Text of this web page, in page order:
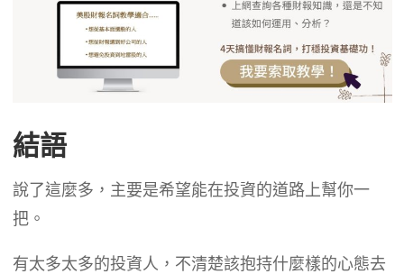
結語
說了這麼多，主要是希望能在投資的道路上幫你一
把。
有太多太多的投資人，不清楚該抱持什麼樣的心態去